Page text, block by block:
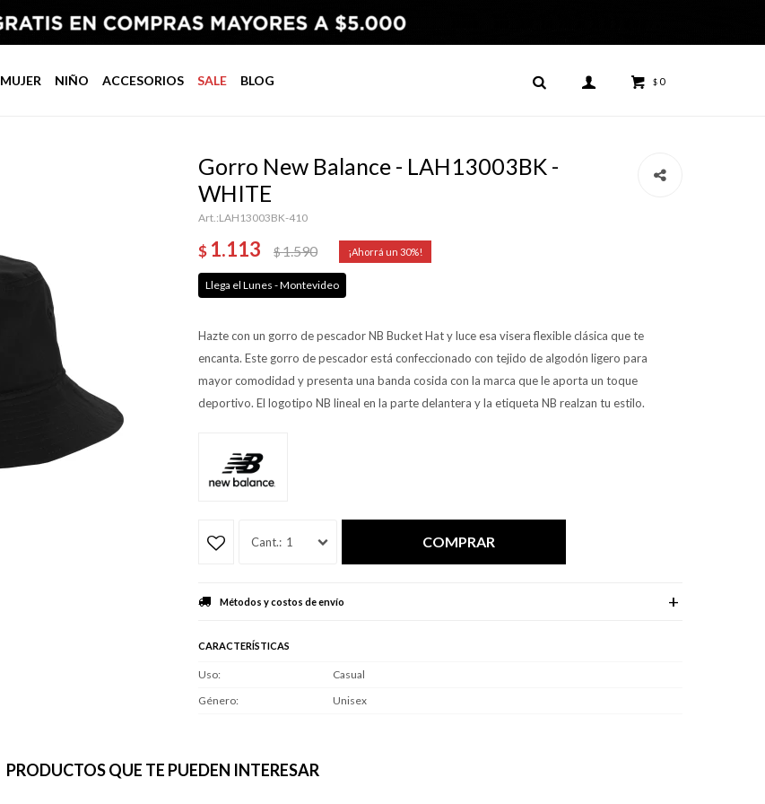
MUJER NIÑO ACCESORIOS SALE BLOG $ 0
Gorro New Balance - LAH13003BK -
WHITE
LAH13003BK-410
$ 1.113 $1.590 30
Llega el Lunes - Montevideo
Hazte con un gorro de pescador NB Bucket Hat y luce esa visera flexible clásica que te
encanta. Este gorro de pescador está confeccionado con tejido de algodón ligero para
mayor comodidad y presenta una banda cosida con la marca que le aporta un toque
deportivo. El logotipo NB lineal en la parte delantera y la etiqueta NB realzan tu estilo.
1 COMPRAR
Métodos y costos de envío
CARACTERÍSTICAS
Uso
Casual
Género
Unisex
PRODUCTOS QUE TE PUEDEN INTERESAR